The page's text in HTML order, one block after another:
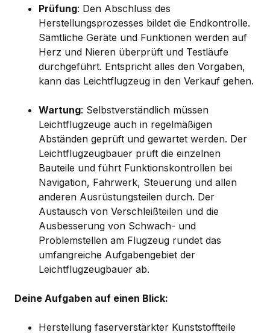
Prüfung: Den Abschluss des
Herstellungsprozesses bildet die Endkontrolle.
Sämtliche Geräte und Funktionen werden auf
Herz und Nieren überprüft und Testläufe
durchgeführt. Entspricht alles den Vorgaben,
kann das Leichtflugzeug in den Verkauf gehen.
Wartung: Selbstverständlich müssen
Leichtflugzeuge auch in regelmäßigen
Abständen geprüft und gewartet werden. Der
Leichtflugzeugbauer prüft die einzelnen
Bauteile und führt Funktionskontrollen bei
Navigation, Fahrwerk, Steuerung und allen
anderen Ausrüstungsteilen durch. Der
Austausch von Verschleißteilen und die
Ausbesserung von Schwach- und
Problemstellen am Flugzeug rundet das
umfangreiche Aufgabengebiet der
Leichtflugzeugbauer ab.
Deine Aufgaben auf einen Blick:
Herstellung faserverstärkter Kunststoffteile